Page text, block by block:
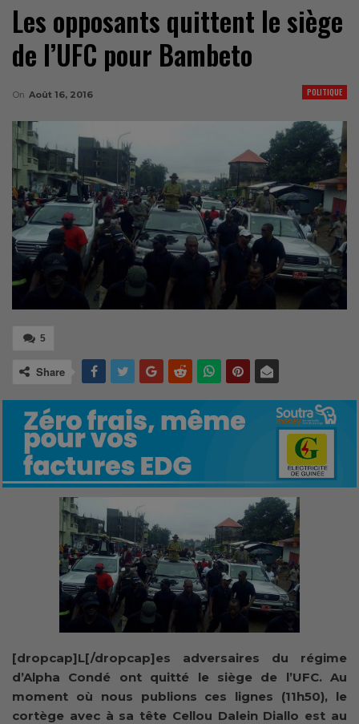
Les opposants quittent le siège
de l’UFC pour Bambeto
POLITIQUE
On Août 16, 2016
5
Share
[dropcap]L[/dropcap]es adversaires du régime
d’Alpha Condé ont quitté le siège de l’UFC. Au
moment où nous publions ces lignes (11h50), le
cortège avec à sa tête Cellou Dalein Diallo est au